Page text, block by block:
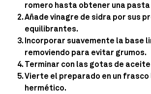
romero hasta obtener una pasta
Añade vinagre de sidra por sus
equilibrantes.
Incorporar suavemente la base
removiendo para evitar grumos.
Terminar con las gotas de
Vierte el preparado en un frasco
hermético.